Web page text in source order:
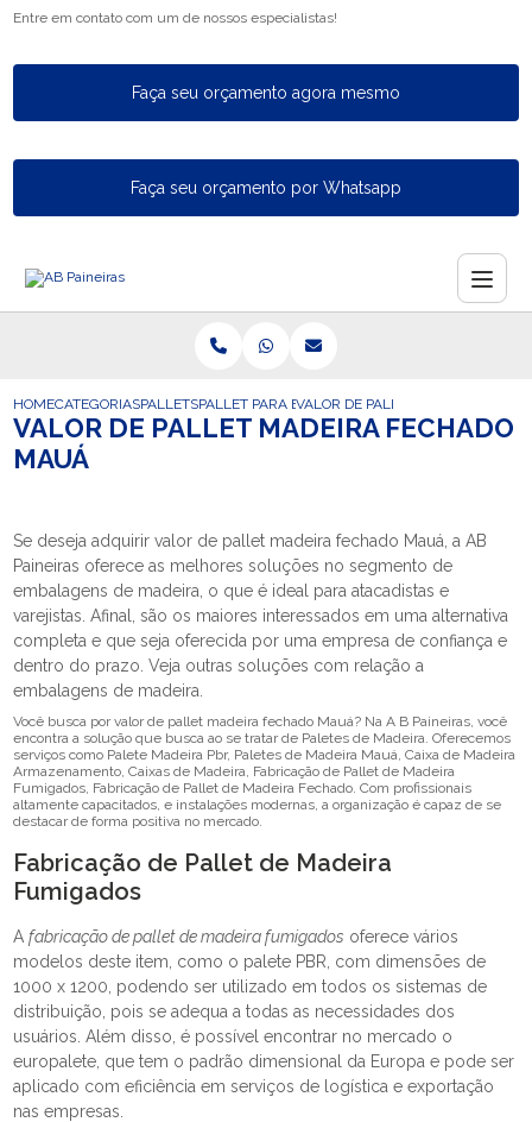
Entre em contato com um de nossos especialistas!
Faça seu orçamento agora mesmo
Faça seu orçamento por Whatsapp
HOMECATEGORIASPALLETSPALLET PARA EXPORTACAOVALOR DE PALLET MADEIRA
VALOR DE PALLET MADEIRA FECHADO
MAUÁ
Se deseja adquirir valor de pallet madeira fechado Mauá, a AB
Paineiras oferece as melhores soluções no segmento de
embalagens de madeira, o que é ideal para atacadistas e
varejistas. Afinal, são os maiores interessados em uma alternativa
completa e que seja oferecida por uma empresa de confiança e
dentro do prazo. Veja outras soluções com relação a
embalagens de madeira.
Você busca por valor de pallet madeira fechado Mauá? Na A B Paineiras, você
encontra a solução que busca ao se tratar de Paletes de Madeira. Oferecemos
serviços como Palete Madeira Pbr, Paletes de Madeira Mauá, Caixa de Madeira
Armazenamento, Caixas de Madeira, Fabricação de Pallet de Madeira
Fumigados, Fabricação de Pallet de Madeira Fechado. Com profissionais
altamente capacitados, e instalações modernas, a organização é capaz de se
destacar de forma positiva no mercado.
Fabricação de Pallet de Madeira
Fumigados
Afabricação de pallet de madeira fumigados oferece vários
modelos deste item, como o palete PBR, com dimensões de
1000 x 1200, podendo ser utilizado em todos os sistemas de
distribuição, pois se adequa a todas as necessidades dos
usuários. Além disso, é possível encontrar no mercado o
europalete, que tem o padrão dimensional da Europa e pode ser
aplicado com eficiência em serviços de logística e exportação
nas empresas.